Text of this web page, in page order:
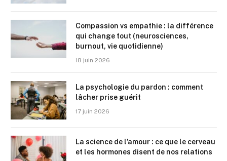
Compassion vs empathie : la différence
qui change tout (neurosciences,
burnout, vie quotidienne)
18 juin 2026
La psychologie du pardon : comment
lâcher prise guérit
17 juin 2026
La science de l’amour : ce que le cerveau
et les hormones disent de nos relations